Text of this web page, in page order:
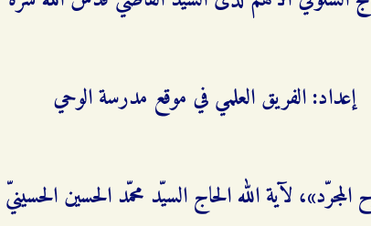
إعداد: الفريق العلمي في موقع مدرسة الوحي
لآية الله الحاج السيّد محمّد الحسين